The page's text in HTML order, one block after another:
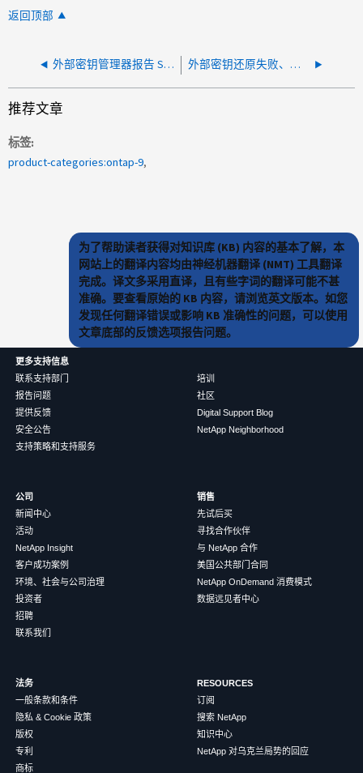
返回顶部
外部密钥管理器报告 SSL PEER VALIDATION 错误 外部密钥还原失败、并显示错误"Cipher Engine is not初始化"
推荐文章
标签
product-categories:ontap-9
为了帮助读者获得对知识库 (KB) 内容的基本了解，本
网站上的翻译内容均由神经机器翻译 (NMT) 工具翻译
完成。译文多采用直译，且有些字词的翻译可能不甚
准确。要查看原始的 KB 内容，请浏览英文版本。如您
发现任何翻译错误或影响 KB 准确性的问题，可以使用
文章底部的反馈选项报告问题。
更多支持信息
联系支持部门
报告问题
提供反馈
安全公告
支持策略和支持服务
培训
社区
Digital Support Blog
NetApp Neighborhood
公司
新闻中心
活动
NetApp Insight
客户成功案例
环境、社会与公司治理
投资者
招聘
联系我们
销售
先试后买
寻找合作伙伴
与 NetApp 合作
美国公共部门合同
NetApp OnDemand 消费模式
数据远见者中心
法务
一般条款和条件
隐私 & Cookie 政策
版权
专利
商标
RESOURCES
订阅
搜索 NetApp
知识中心
NetApp 对乌克兰局势的回应